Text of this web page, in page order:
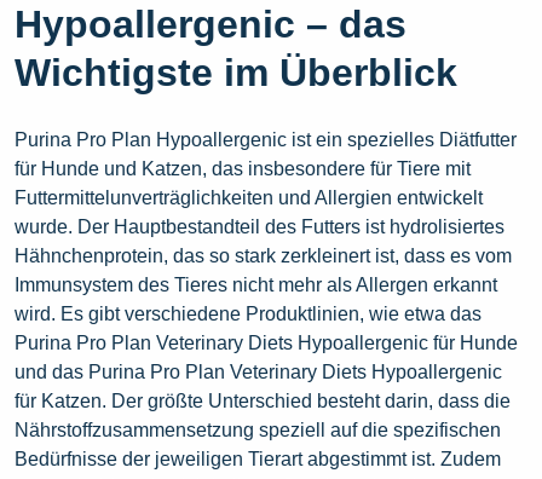
Hypoallergenic – das
Wichtigste im Überblick
Purina Pro Plan Hypoallergenic ist ein spezielles Diätfutter
für Hunde und Katzen, das insbesondere für Tiere mit
Futtermittelunverträglichkeiten und Allergien entwickelt
wurde. Der Hauptbestandteil des Futters ist hydrolisiertes
Hähnchenprotein, das so stark zerkleinert ist, dass es vom
Immunsystem des Tieres nicht mehr als Allergen erkannt
wird. Es gibt verschiedene Produktlinien, wie etwa das
Purina Pro Plan Veterinary Diets Hypoallergenic für Hunde
und das Purina Pro Plan Veterinary Diets Hypoallergenic
für Katzen. Der größte Unterschied besteht darin, dass die
Nährstoffzusammensetzung speziell auf die spezifischen
Bedürfnisse der jeweiligen Tierart abgestimmt ist. Zudem